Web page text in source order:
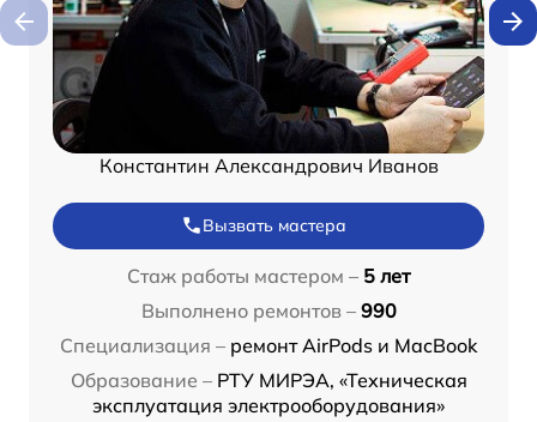
Константин Александрович Иванов
Вызвать мастера
Стаж работы мастером – 5 лет
Выполнено ремонтов – 990
Специализация – ремонт AirPods и MacBook
Образование – РТУ МИРЭА, «Техническая
эксплуатация электрооборудования»